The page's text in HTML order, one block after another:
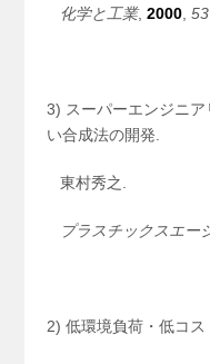
化学と工業,2000 ,53
3) スーパーエンジニ
い合成法の開発.
東村秀之.
プラスチックスエー
2) 低環境負荷・低コ